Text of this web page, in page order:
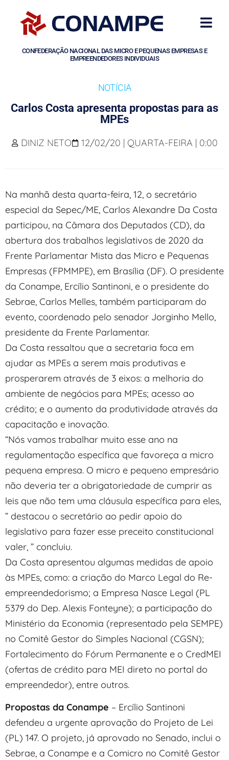
CONFEDERAÇÃO NACIONAL DAS MICRO E PEQUENAS EMPRESAS E
EMPREENDEDORES INDIVIDUAIS
NOTÍCIA
Carlos Costa apresenta propostas para as
MPEs
DINIZ NETO 12/02/20 | QUARTA-FEIRA | 0:00
Na manhã desta quarta-feira, 12, o secretário
especial da Sepec/ME, Carlos Alexandre Da Costa
participou, na Câmara dos Deputados (CD), da
abertura dos trabalhos legislativos de 2020 da
Frente Parlamentar Mista das Micro e Pequenas
Empresas (FPMMPE), em Brasília (DF). O presidente
da Conampe, Ercílio Santinoni, e o presidente do
Sebrae, Carlos Melles, também participaram do
evento, coordenado pelo senador Jorginho Mello,
presidente da Frente Parlamentar.
Da Costa ressaltou que a secretaria foca em
ajudar as MPEs a serem mais produtivas e
prosperarem através de 3 eixos: a melhoria do
ambiente de negócios para MPEs; acesso ao
crédito; e o aumento da produtividade através da
capacitação e inovação.
“Nós vamos trabalhar muito esse ano na
regulamentação específica que favoreça a micro
pequena empresa. O micro e pequeno empresário
não deveria ter a obrigatoriedade de cumprir as
leis que não tem uma cláusula específica para eles,
” destacou o secretário ao pedir apoio do
legislativo para fazer esse preceito constitucional
valer, ” concluiu.
Da Costa apresentou algumas medidas de apoio
às MPEs, como: a criação do Marco Legal do Re-
empreendedorismo; a Empresa Nasce Legal (PL
5379 do Dep. Alexis Fonteyne); a participação do
Ministério da Economia (representado pela SEMPE)
no Comitê Gestor do Simples Nacional (CGSN);
Fortalecimento do Fórum Permanente e o CredMEI
(ofertas de crédito para MEI direto no portal do
empreendedor), entre outros.
Propostas da Conampe – Ercílio Santinoni
defendeu a urgente aprovação do Projeto de Lei
(PL) 147. O projeto, já aprovado no Senado, inclui o
Sebrae, a Conampe e a Comicro no Comitê Gestor